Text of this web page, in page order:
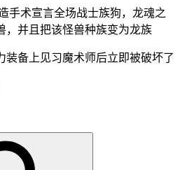
手术宣言全场战士族狗，龙魂之
，并且把该怪兽种族变为龙族
备上见习魔术师后立即被破坏了